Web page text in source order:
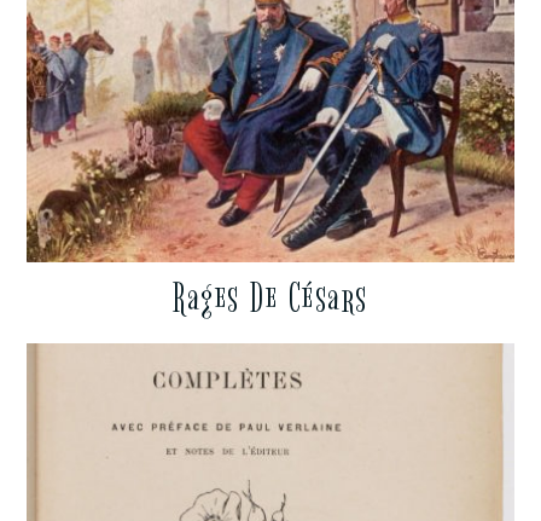
Rages De Césars